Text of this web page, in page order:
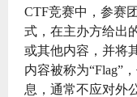
CTF竞赛中，参赛
式，在主办方给出
或其他内容，并将
内容被称为“Flag”
息，通常不应对外